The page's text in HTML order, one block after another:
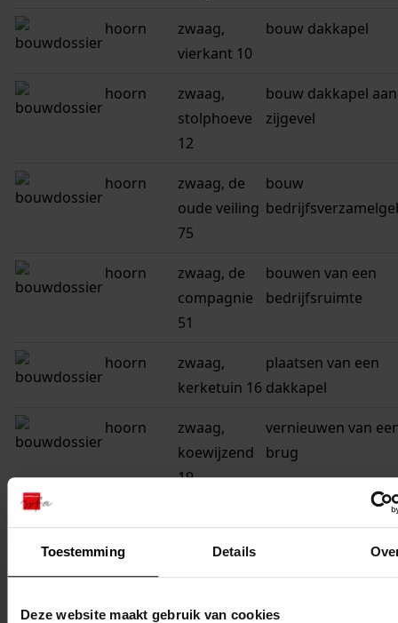
Toestemming Details
Deze website maakt gebruik van cookies
hoorn
zwaag,
vierkant 10
bouw dakkapel
hoorn
zwaag,
stolphoeve
12
bouw dakkapel
zijgevel
hoorn
zwaag, de
oude veiling
75
bouw
hoorn
zwaag, de
compagnie
51
bouwen van een
bedrijfsruimte
hoorn
zwaag,
kerketuin 16
plaatsen van een
dakkapel
hoorn
zwaag,
koewijzend
19
vernieuwen van
brug
koewijzend
vernieuwen van
hoorn
zwaag,